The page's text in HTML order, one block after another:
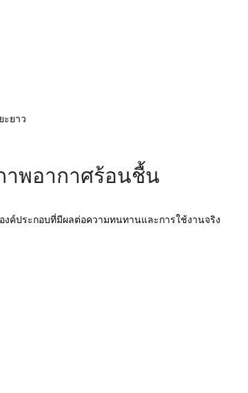
ยาว
าพอากาศร้อนชื้น
ค์ประกอบที่มีผลต่อความทนทานและการใช้งานจริง